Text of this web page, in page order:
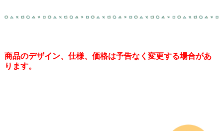
商品のデザイン、仕様、価格は予告なく変更する場合があ
ります。